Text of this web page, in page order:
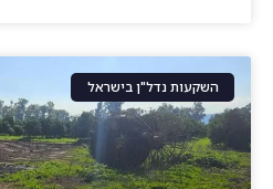
השקעות נדל"ן בישראל